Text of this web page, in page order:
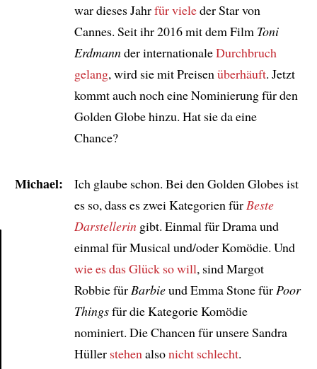
war dieses Jahrfür vieleder Star von
Cannes. Seit ihr 2016 mit dem Film Toni
Erdmannder internationaleDurchbruch
gelang, wird sie mit Preisen überhäuft. Jetzt
kommt auch noch eine Nominierung für den
Golden Globe hinzu. Hat sie da eine
Chance?
Michael:
Ich glaube schon. Bei den Golden Globes ist
es so, dass es zwei Kategorien für Beste
Darstelleringibt. Einmal für Drama und
einmal für Musical und/oder Komödie. Und
wie es das Glück so will, sind Margot
Robbie für Barbieund Emma Stone für Poor
Thingsfür die Kategorie Komödie
nominiert. Die Chancen für unsere Sandra
Hüller stehen alsonicht schlecht.